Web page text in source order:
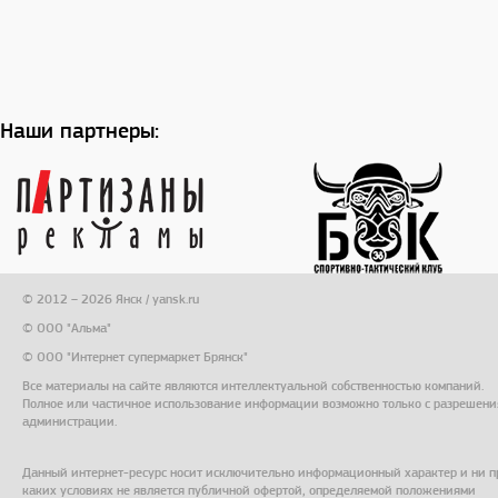
Наши партнеры:
© 2012 – 2026 Янск / yansk.ru
© ООО "Альма"
© ООО "Интернет супермаркет Брянск"
Все материалы на сайте являются интеллектуальной собственностью компаний.
Полное или частичное использование информации возможно только с
администрации.
Данный интернет-ресурс носит исключительно информационный характер и ни
каких условиях не является публичной офертой, определяемой положениями